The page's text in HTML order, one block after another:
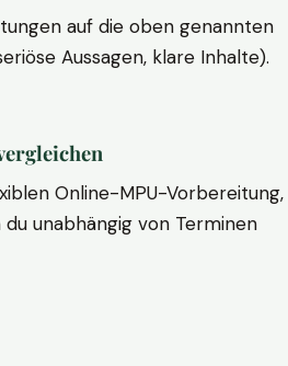
auf die oben genannten
Aussagen, klare Inhalte).
Online-MPU-Vorbereitung,
du unabhängig von Terminen